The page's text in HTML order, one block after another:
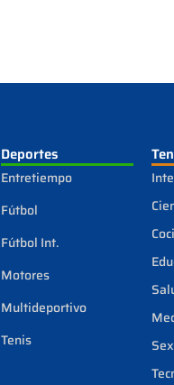
Deportes
Entretiempo
Fútbol
Fútbol Int.
Motores
Multideportivo
Tenis